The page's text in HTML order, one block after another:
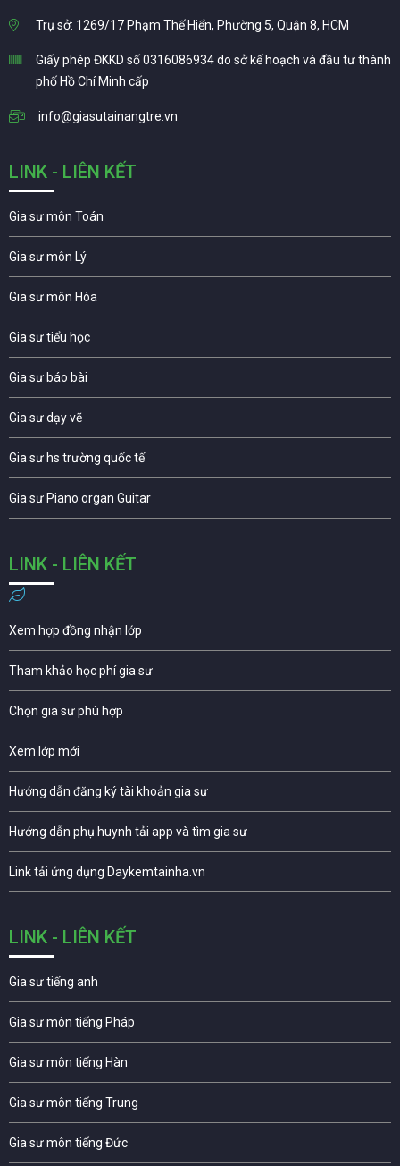
Trụ sở: 1269/17 Phạm Thế Hiển, Phường 5, Quận 8, HCM
Giấy phép ĐKKD số 0316086934 do sở kế hoạch và đầu tư thành
phố Hồ Chí Minh cấp
info@giasutainangtre.vn
LINK - LIÊN KẾT
Gia sư môn Toán
Gia sư môn Lý
Gia sư môn Hóa
Gia sư tiểu học
Gia sư báo bài
Gia sư dạy vẽ
Gia sư hs trường quốc tế
Gia sư Piano organ Guitar
LINK - LIÊN KẾT
Xem hợp đồng nhận lớp
Tham khảo học phí gia sư
Chọn gia sư phù hợp
Xem lớp mới
Hướng dẫn đăng ký tài khoản gia sư
Hướng dẫn phụ huynh tải app và tìm gia sư
Link tải ứng dụng Daykemtainha.vn
LINK - LIÊN KẾT
Gia sư tiếng anh
Gia sư môn tiếng Pháp
Gia sư môn tiếng Hàn
Gia sư môn tiếng Trung
Gia sư môn tiếng Đức